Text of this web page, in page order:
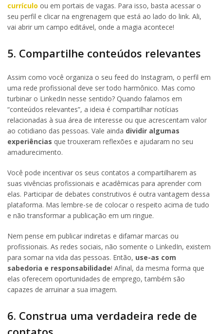
currículo ou em portais de vagas. Para isso, basta acessar o
seu perfil e clicar na engrenagem que está ao lado do link. Ali,
vai abrir um campo editável, onde a magia acontece!
5. Compartilhe conteúdos relevantes
Assim como você organiza o seu feed do Instagram, o perfil em
uma rede profissional deve ser todo harmônico. Mas como
turbinar o LinkedIn nesse sentido? Quando falamos em
“conteúdos relevantes”, a ideia é compartilhar notícias
relacionadas à sua área de interesse ou que acrescentam valor
ao cotidiano das pessoas. Vale ainda dividir algumas
experiências que trouxeram reflexões e ajudaram no seu
amadurecimento.
Você pode incentivar os seus contatos a compartilharem as
suas vivências profissionais e acadêmicas para aprender com
elas. Participar de debates construtivos é outra vantagem dessa
plataforma. Mas lembre-se de colocar o respeito acima de tudo
e não transformar a publicação em um ringue.
Nem pense em publicar indiretas e difamar marcas ou
profissionais. As redes sociais, não somente o LinkedIn, existem
para somar na vida das pessoas. Então, use-as com
sabedoria e responsabilidade! Afinal, da mesma forma que
elas oferecem oportunidades de emprego, também são
capazes de arruinar a sua imagem.
6. Construa uma verdadeira rede de